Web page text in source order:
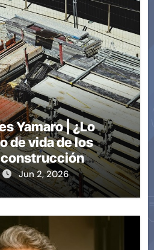
Yamaro | ¿Lo
de vida de los
en
Jun 2, 2026